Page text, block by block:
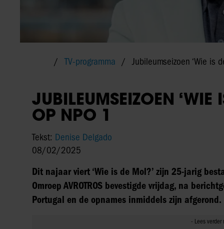
TV-programma Jubileumseizoen ‘Wie is
JUBILEUMSEIZOEN
OP NPO 1
Tekst: Denise Delgado
08/02/2025
Dit najaar viert ‘Wie is de Mol?’ zijn 25-jarig
Omroep AVROTROS bevestigde vrijdag, na
Portugal en de opnames inmiddels zijn afgerond.